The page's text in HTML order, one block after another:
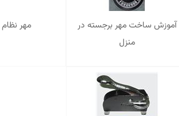
آموزش ساخت مهر برجسته در
منزل
مهر